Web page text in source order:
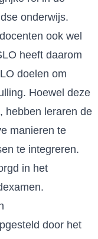
onderwijs.
ook wel
heeft daarom
doelen om
Hoewel deze
hebben leraren de
manieren te
te integreren.
in het
door het